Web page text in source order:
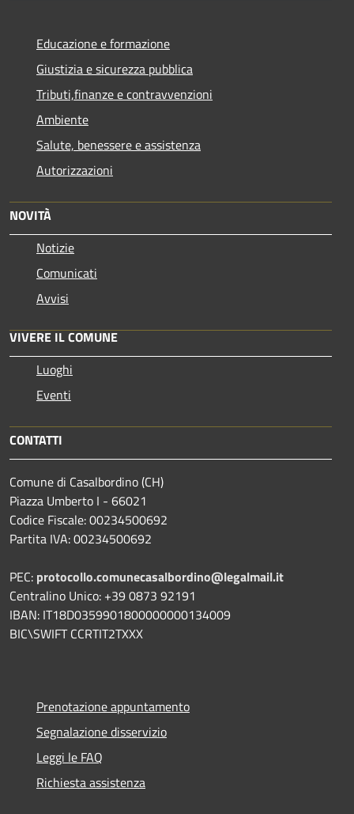
Educazione e formazione
Giustizia e sicurezza pubblica
Tributi,finanze e contravvenzioni
Ambiente
Salute, benessere e assistenza
Autorizzazioni
NOVITÀ
Notizie
Comunicati
Avvisi
VIVERE IL COMUNE
Luoghi
Eventi
CONTATTI
Comune di Casalbordino (CH)
Piazza Umberto I - 66021
Codice Fiscale: 00234500692
Partita IVA: 00234500692
PEC: protocollo.comunecasalbordino@legalmail.it
Centralino Unico: +39 0873 92191
IBAN: IT18D0359901800000000134009
BIC\SWIFT CCRTIT2TXXX
Prenotazione appuntamento
Segnalazione disservizio
Leggi le FAQ
Richiesta assistenza